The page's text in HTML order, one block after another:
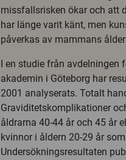
missfallsrisken ökar och att
har länge varit känt, men
påverkas av mammans
I en studie från avdelningen
akademin i Göteborg har
2001 analyserats. Totalt
Graviditetskomplikationer
åldrarna 40-44 år och 45 år
kvinnor i åldern 20-29 år
Undersökningsresultaten